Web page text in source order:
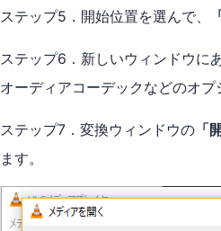
ステップ5．開始位置を選んで、
ステップ6．新しいウィンドウに
オーディアコーデックなどのオプ
ステップ7．変換ウィンドウの 「
ます。